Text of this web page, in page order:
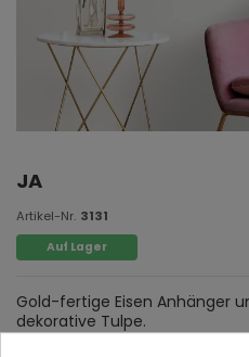
JA
Artikel-Nr. 3131
Auf Lager
Gold-fertige Eisen Anhänger
dekorative Tulpe.